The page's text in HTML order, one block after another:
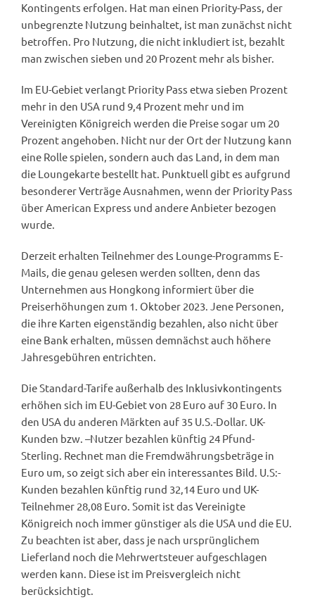
Kontingents erfolgen. Hat man einen Priority-Pass, der
unbegrenzte Nutzung beinhaltet, ist man zunächst nicht
betroffen. Pro Nutzung, die nicht inkludiert ist, bezahlt
man zwischen sieben und 20 Prozent mehr als bisher.
Im EU-Gebiet verlangt Priority Pass etwa sieben Prozent
mehr in den USA rund 9,4 Prozent mehr und im
Vereinigten Königreich werden die Preise sogar um 20
Prozent angehoben. Nicht nur der Ort der Nutzung kann
eine Rolle spielen, sondern auch das Land, in dem man
die Loungekarte bestellt hat. Punktuell gibt es aufgrund
besonderer Verträge Ausnahmen, wenn der Priority Pass
über American Express und andere Anbieter bezogen
wurde.
Derzeit erhalten Teilnehmer des Lounge-Programms E-
Mails, die genau gelesen werden sollten, denn das
Unternehmen aus Hongkong informiert über die
Preiserhöhungen zum 1. Oktober 2023. Jene Personen,
die ihre Karten eigenständig bezahlen, also nicht über
eine Bank erhalten, müssen demnächst auch höhere
Jahresgebühren entrichten.
Die Standard-Tarife außerhalb des Inklusivkontingents
erhöhen sich im EU-Gebiet von 28 Euro auf 30 Euro. In
den USA du anderen Märkten auf 35 U.S.-Dollar. UK-
Kunden bzw. –Nutzer bezahlen künftig 24 Pfund-
Sterling. Rechnet man die Fremdwährungsbeträge in
Euro um, so zeigt sich aber ein interessantes Bild. U.S:-
Kunden bezahlen künftig rund 32,14 Euro und UK-
Teilnehmer 28,08 Euro. Somit ist das Vereinigte
Königreich noch immer günstiger als die USA und die EU.
Zu beachten ist aber, dass je nach ursprünglichem
Lieferland noch die Mehrwertsteuer aufgeschlagen
werden kann. Diese ist im Preisvergleich nicht
berücksichtigt.